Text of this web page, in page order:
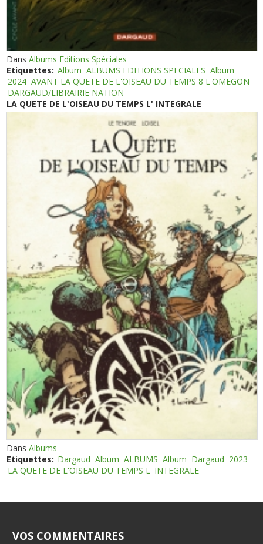
DansAlbums Editions Spéciales
Etiquettes: Album ALBUMS EDITIONS SPECIALES Album
2024 AVANT LA QUETE DE L'OISEAU DU TEMPS 8 L'OMEGON
DARGAUD/LIBRAIRIE NATION
LA QUETE DE L'OISEAU DU TEMPS L' INTEGRALE
DansAlbums
Etiquettes: Dargaud Album ALBUMS Album Dargaud 2023
LA QUETE DE L'OISEAU DU TEMPS L' INTEGRALE
VOS COMMENTAIRES